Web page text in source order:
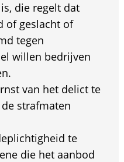
die regelt dat
of geslacht of
tegen
willen bedrijven
van het delict te
strafmaten
te
die het aanbod